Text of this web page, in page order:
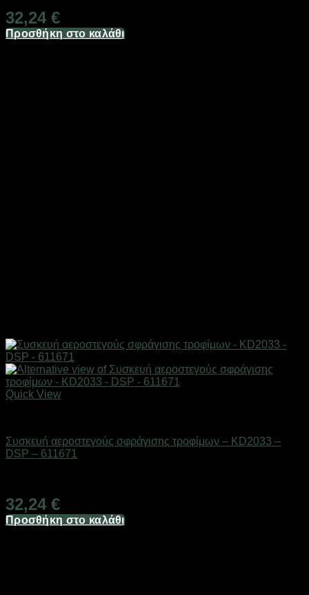
32,24 €
Προσθήκη στο καλάθι
Quick View
Συσκευή αεροστεγούς σφράγισης τροφίμων – KD2033 –
DSP – 611671
32,24 €
Προσθήκη στο καλάθι